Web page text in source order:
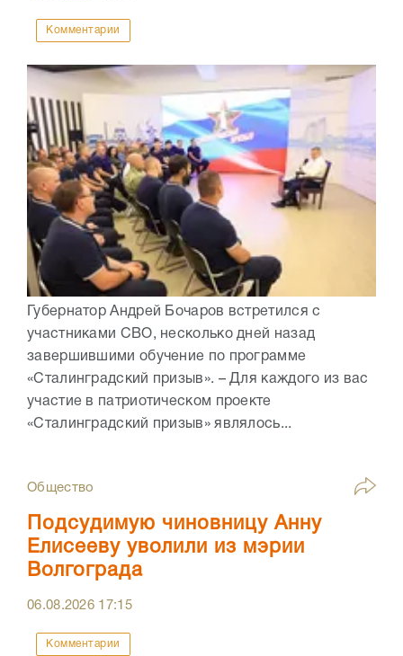
Комментарии
Губернатор Андрей Бочаров встретился с
участниками СВО, несколько дней назад
завершившими обучение по программе
«Сталинградский призыв». – Для каждого из вас
участие в патриотическом проекте
«Сталинградский призыв» являлось...
Общество
Подсудимую чиновницу Анну
Елисееву уволили из мэрии
Волгограда
06.08.2026 17:15
Комментарии